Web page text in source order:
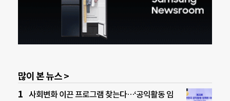
많이 본 뉴스 >
사회변화 이끈 프로그램 찾는다…‘공익활동 임